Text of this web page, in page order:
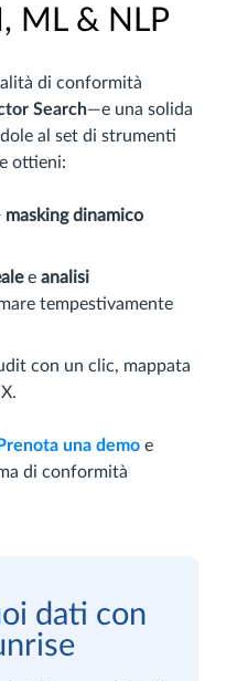
ML & NLP
di conformità
Search—e una solida
al set di strumenti
ottieni:
masking dinamico
e analisi
tempestivamente
con un clic, mappata
Prenota una demo e
di conformità
dati con